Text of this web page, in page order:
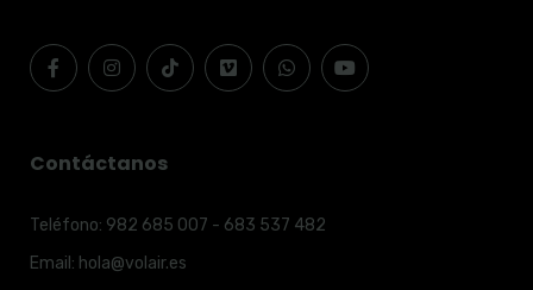
Contáctanos
Teléfono: 982 685 007 - 683 537 482
Email: hola@volair.es